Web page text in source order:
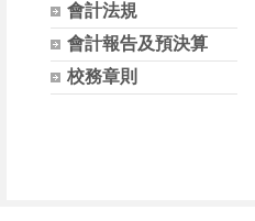
會計法規
會計報告及預決算
校務章則